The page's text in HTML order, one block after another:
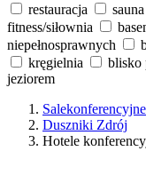
restauracja
sauna
fitness/siłownia
niepełnosprawnych
kręgielnia
blisko
jeziorem
Salekonferencyjne
Duszniki Zdrój
Hotele